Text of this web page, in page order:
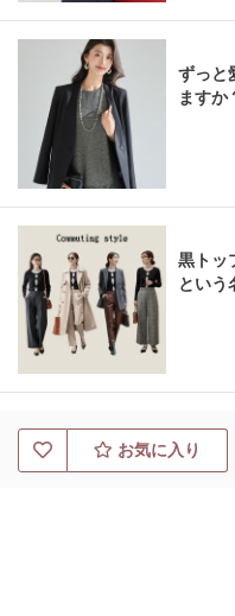
ずっと
ますか
黒トッ
という
お気に入り